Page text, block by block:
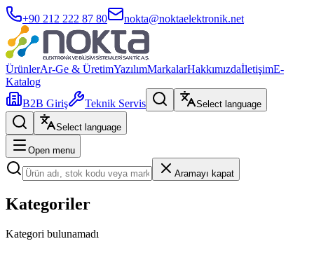
+90 212 222 87 80 nokta@noktaelektronik.net
ÜrünlerAr-Ge & ÜretimYazılımMarkalarHakkımızdaİletişimE-
Katalog
B2B Giriş
Teknik Servis Select language
Select language
Open menu
Aramayı kapat
Kategoriler
Kategori bulunamadı